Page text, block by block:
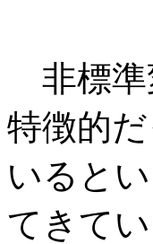
非標準
特徴的
いると
てきて